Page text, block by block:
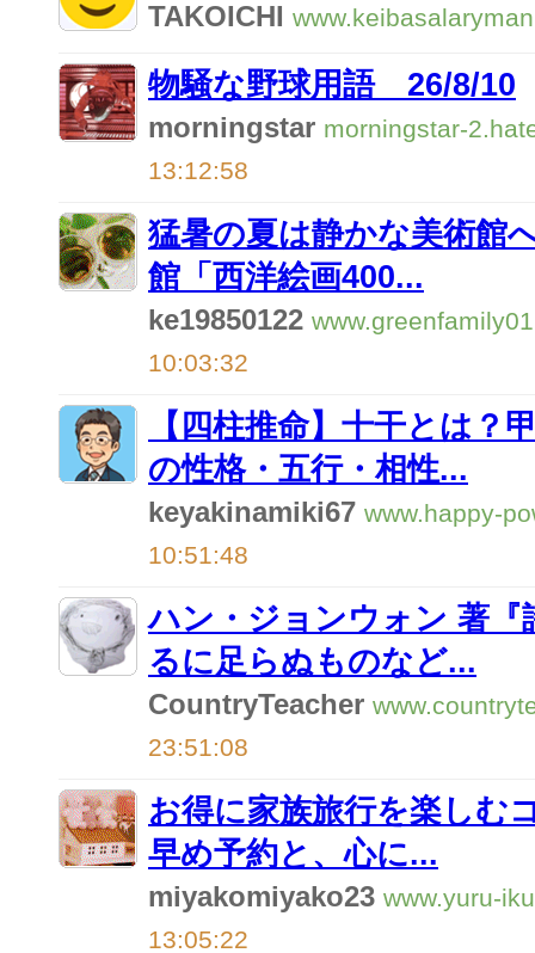
TAKOICHI
物騒な野球用語 26/8/10
morningstar morningstar-
13:12:58
猛暑の夏は静かな美術館
館「西洋絵画400...
ke19850122
10:03:32
【四柱推命】十干とは？
の性格・五行・相性...
keyakinamiki67 www.happy-
10:51:48
ハン・ジョンウォン 著『
るに足らぬものなど...
CountryTeacher
23:51:08
お得に家族旅行を楽しむ
早め予約と、心に...
miyakomiyako23 www.yuru-
13:05:22